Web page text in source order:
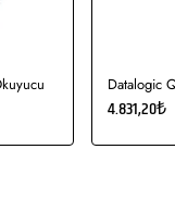
Datalogic
4.831,20₺